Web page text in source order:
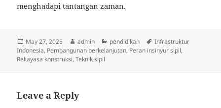
menghadapi tantangan zaman.
Posted
on
May 27, 2025 Author
admin Categories
pendidikan Tags
Infrastruktur
Indonesia, Pembangunan berkelanjutan, Peran insinyur sipil,
Rekayasa konstruksi,Teknik sipil
Leave a Reply